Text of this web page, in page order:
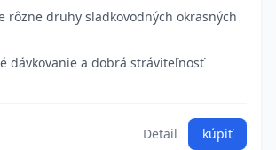
rôzne druhy sladkovodných okrasných
dávkovanie a dobrá stráviteľnosť
Detail kúpiť